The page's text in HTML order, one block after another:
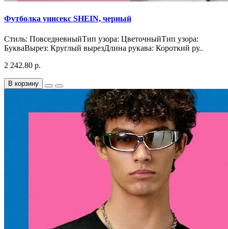
Футболка унисекс SHEIN, черный
Стиль: ПовседневныйТип узора: ЦветочныйТип узора:
БукваВырез: Круглый вырезДлина рукава: Короткий ру..
2 242.80 р.
В корзину